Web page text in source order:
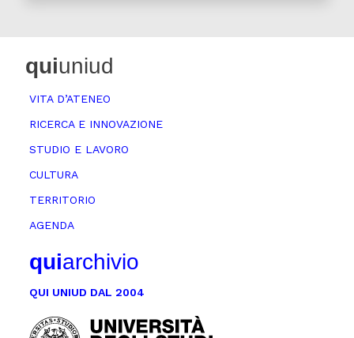
quiuniud
VITA D’ATENEO
RICERCA E INNOVAZIONE
STUDIO E LAVORO
CULTURA
TERRITORIO
AGENDA
quiarchivio
QUI UNIUD DAL 2004